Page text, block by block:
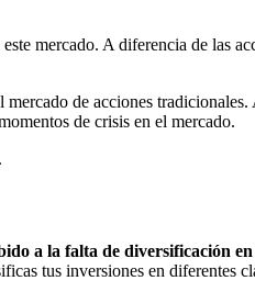
mercado. A diferencia de las
de acciones
de crisis en el mercado.
a la falta de diversificación
tus inversiones en diferentes